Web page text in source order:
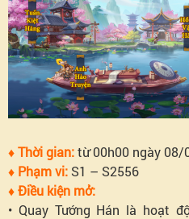
♦ Thời gian:từ 00h00 ngày
♦ Phạm vi: S1 – S2556
♦ Điều kiện mở:
• Quay Tướng Hán là hoạt
Vũ
Thiệu
Phong